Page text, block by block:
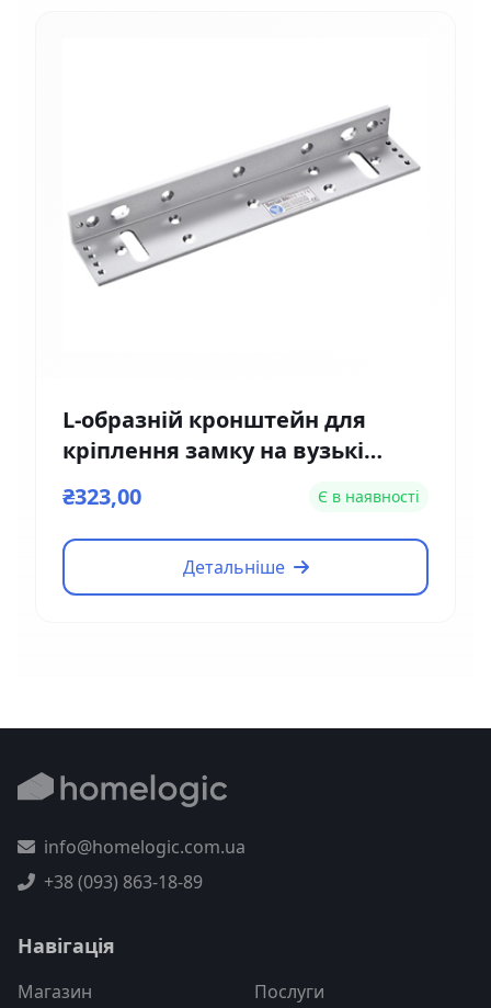
L-образній кронштейн для
кріплення замку на вузькі
₴323,00 Є в наявності
Детальніше
info@homelogic.com.ua
+38 (093) 863-18-89
Навігація
Магазин Послуги